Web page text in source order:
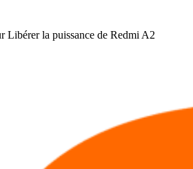
Libérer la puissance de Redmi A2